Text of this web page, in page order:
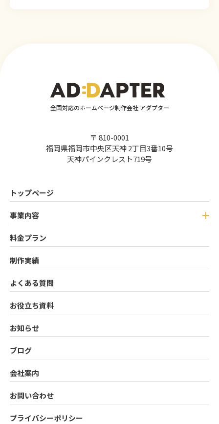
全国対応のホームページ制作会社 アダプター
〒 810-0001
福岡県福岡市中央区天神 2丁目3番10号
天神パインクレスト719号
トップページ
事業内容
料金プラン
制作実績
よくある質問
お役立ち資料
お知らせ
ブログ
会社案内
お問い合わせ
プライバシーポリシー